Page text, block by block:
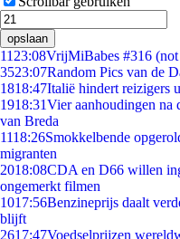
opslaan
11 23:08VrijMiBabes #316
3523:07Random Pics van de
1818:47Italië hindert reizigers
1918:31Vier aanhoudingen na
van Breda
1118:26Smokkelbende
migranten
2018:08CDA en D66 willen
ongemerkt filmen
1017:56Benzineprijs daalt
blijft
2617:47Voedselprijzen